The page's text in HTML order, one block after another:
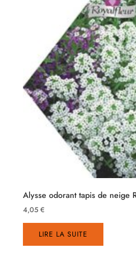
Alysse odorant tapis de neige
4,05 €
LIRE LA SUITE